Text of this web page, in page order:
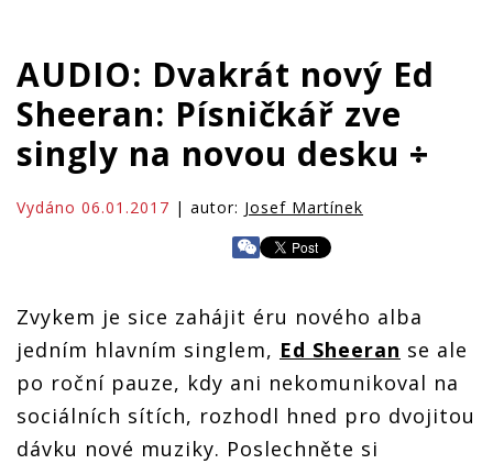
AUDIO: Dvakrát nový Ed
Sheeran: Písničkář zve
singly na novou desku ÷
Vydáno 06.01.2017 | autor: Josef Martínek
Zvykem je sice zahájit éru nového alba
jedním hlavním singlem, Ed Sheeran se ale
po roční pauze, kdy ani nekomunikoval na
sociálních sítích, rozhodl hned pro dvojitou
dávku nové muziky. Poslechněte si